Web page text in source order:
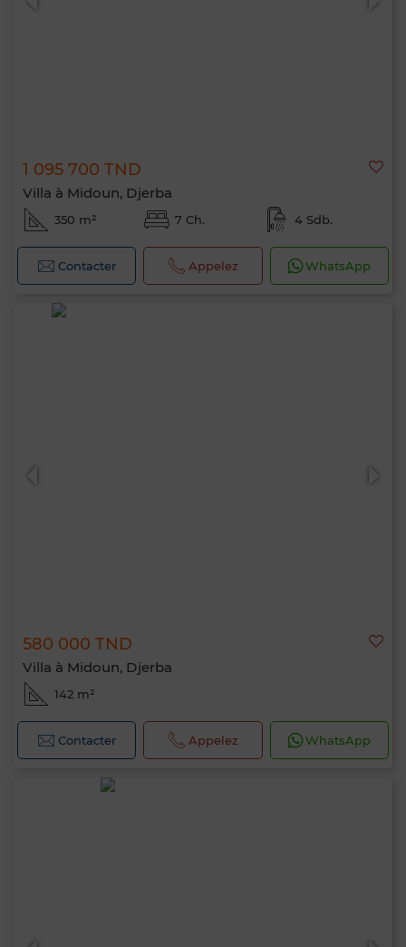
1 095 700 TND
Villa à Midoun, Djerba
350 m² 7 Ch. 4 Sdb.
Contacter Appelez WhatsApp
580 000 TND
Villa à Midoun, Djerba
142 m²
Contacter Appelez WhatsApp